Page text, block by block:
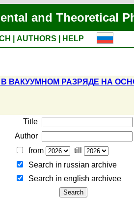
and Theoretical
AUTHORS
HELP
ВАКУУМНОМ РАЗРЯДЕ НА
Title
Author
from
till
Search in russian archive
Search in english archiveе